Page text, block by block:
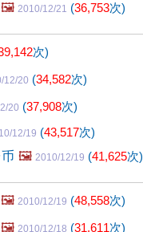
🖼️ 2010/12/21 (36,753次)
次)
12/20 (34,582次)
20 (37,908次)
12/19 (43,517次)
🖼️ 2010/12/19 (41,625次)
🖼️ 2010/12/19 (48,558次)
🖼️ 2010/12/18 (31,611次)